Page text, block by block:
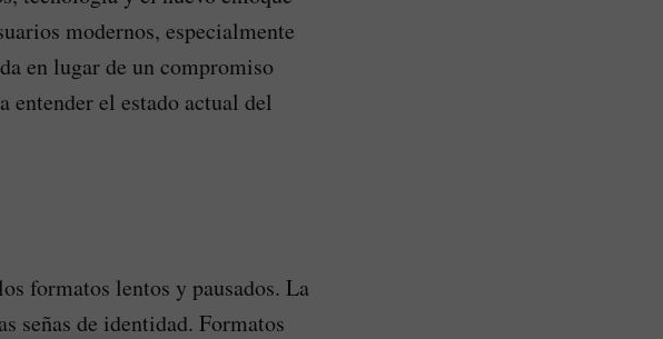
modernos, especialmente
en lugar de un compromiso
entender el estado actual del
formatos lentos y pausados. La
señas de identidad. Formatos